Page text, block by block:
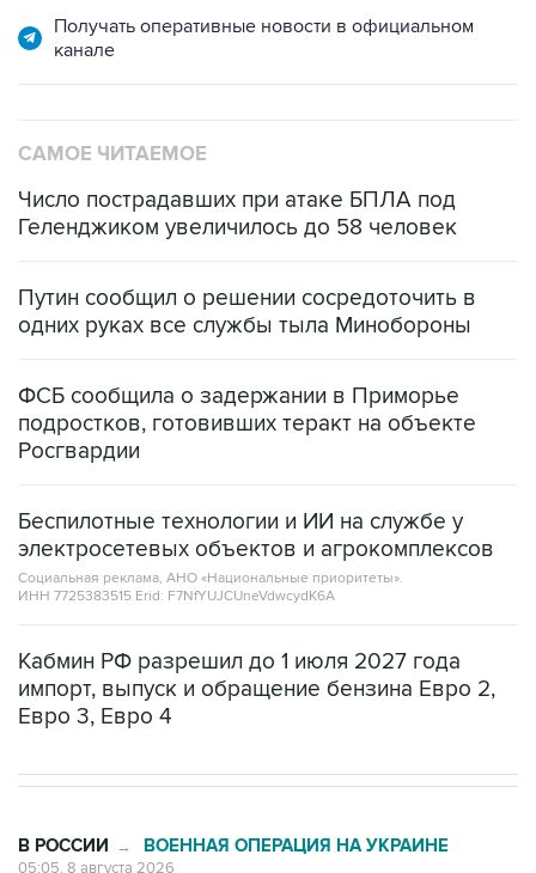
Получать оперативные новости в официальном
канале
САМОЕ ЧИТАЕМОЕ
Число пострадавших при атаке БПЛА под
Геленджиком увеличилось до 58 человек
Путин сообщил о решении сосредоточить в
одних руках все службы тыла Минобороны
ФСБ сообщила о задержании в Приморье
подростков, готовивших теракт на объекте
Росгвардии
Беспилотные технологии и ИИ на службе у
электросетевых объектов и агрокомплексов
Социальная реклама, АНО «Национальные приоритеты».
ИНН 7725383515 Erid: F7NfYUJCUneVdwcydK6A
Кабмин РФ разрешил до 1 июля 2027 года
импорт, выпуск и обращение бензина Евро 2,
Евро 3, Евро 4
В РОССИИ → ВОЕННАЯ ОПЕРАЦИЯ НА УКРАИНЕ
05:05, 8 августа 2026